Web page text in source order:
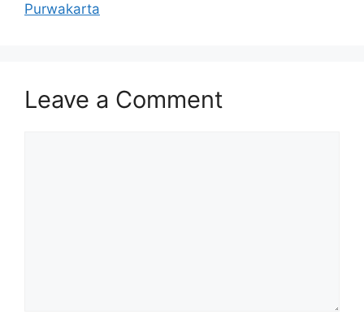
Purwakarta
Leave a Comment